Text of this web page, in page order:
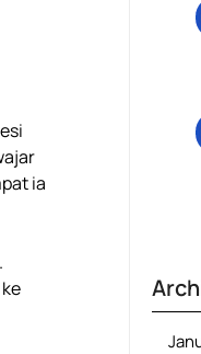
ia